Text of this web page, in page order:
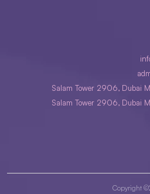
Salam Tower 2906, Dubai
Salam Tower 2906, Dubai
Copyright